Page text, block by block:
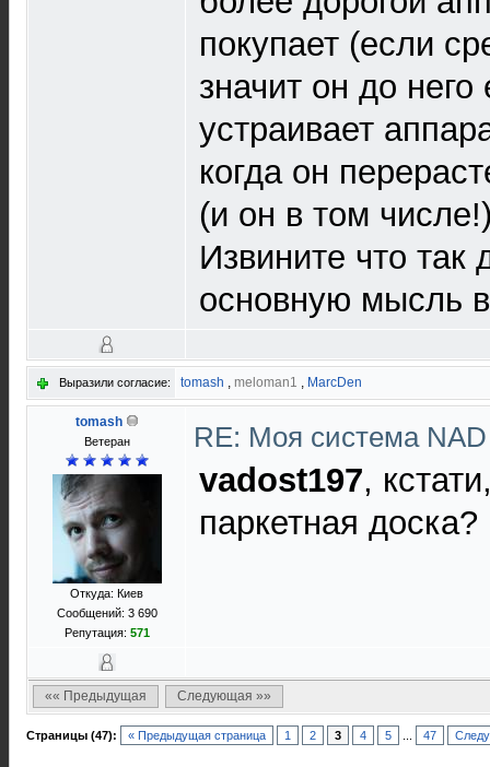
покупает (если
значит он до
устраивает
когда он
(и он в том
Извините что
основную мысль
Выразили согласие: tomash , meloman1 , MarcDen
tomash
Ветеран
Откуда: Киев
Сообщений: 3 690
Репутация: 571
RE: Моя система
vadost197,
паркетная
«« Предыдущая Следующая »»
Страницы (47): « Предыдущая страница 1 2 3 4 5 47